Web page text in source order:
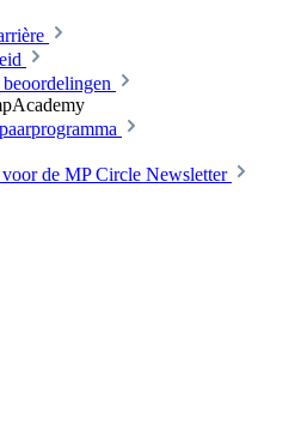
de MP Circle Newsletter